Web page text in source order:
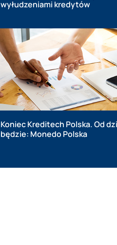
wyłudzeniami kredytów
Koniec Kreditech Polska. Od
będzie: Monedo Polska